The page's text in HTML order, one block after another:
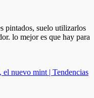
pintados, suelo utilizarlos
lo mejor es que hay para
nuevo mint | Tendencias